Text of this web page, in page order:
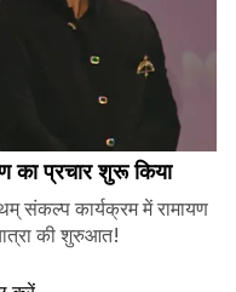
का प्रचार शुरू किया
संकल्प कार्यक्रम में रामायण
की शुरुआत!